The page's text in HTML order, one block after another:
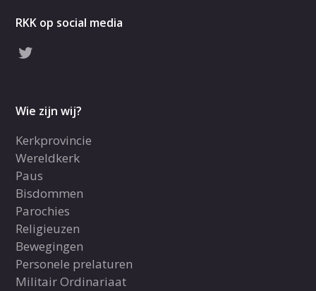
RKK op social media
Wie zijn wij?
Kerkprovincie
Wereldkerk
Paus
Bisdommen
Parochies
Religieuzen
Bewegingen
Personele prelaturen
Militair Ordinariaat